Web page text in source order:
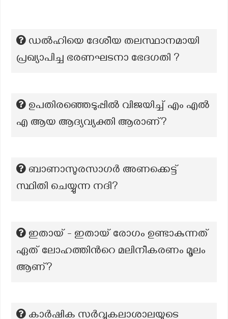
ഡൽഹിയെ ദേശീയ തലസ്ഥാനമായി
പ്രഖ്യാപിച്ച ഭരണഘടനാ ഭേദഗതി ?
ഉപതിരഞ്ഞെടുപ്പിൽ വിജയിച്ച് എം എൽ
എ ആയ ആദ്യവ്യക്തി ആരാണ്?
ബാണാസുരസാഗർ അണക്കെട്ട്
സ്ഥിതി ചെയ്യുന്ന നദി?
ഇതായ് - ഇതായ് രോഗം ഉണ്ടാകുന്നത്
ഏത് ലോഹത്തിൻറെ മലിനീകരണം മൂലം
ആണ്?
കാർഷിക സർവ്വകലാശാലയുടെ